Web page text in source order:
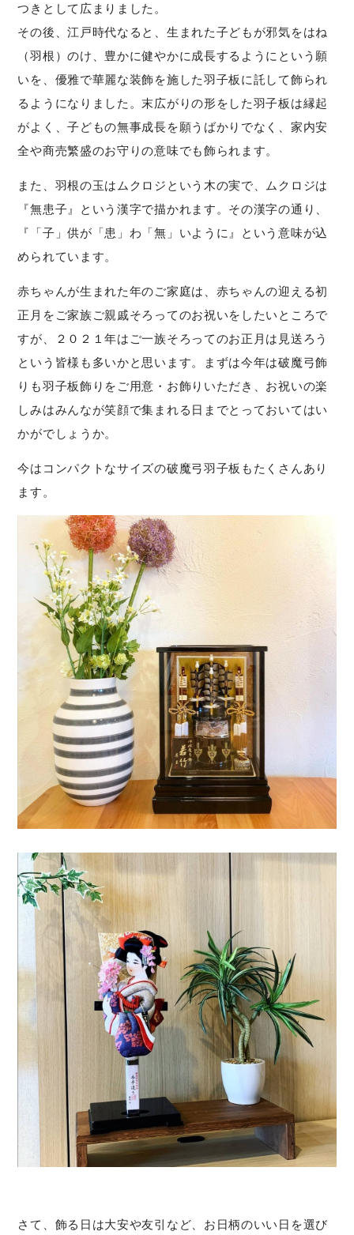
つきとして広まりました。
その後、江戸時代なると、生まれた子どもが邪気をはね
（羽根）のけ、豊かに健やかに成長するようにという願
いを、優雅で華麗な装飾を施した羽子板に託して飾られ
るようになりました。末広がりの形をした羽子板は縁起
がよく、子どもの無事成長を願うばかりでなく、家内安
全や商売繁盛のお守りの意味でも飾られます。
また、羽根の玉はムクロジという木の実で、ムクロジは
『無患子』という漢字で描かれます。その漢字の通り、
『「子」供が「患」わ「無」いように』という意味が込
められています。
赤ちゃんが生まれた年のご家庭は、赤ちゃんの迎える初
正月をご家族ご親戚そろってのお祝いをしたいところで
すが、２０２１年はご一族そろってのお正月は見送ろう
という皆様も多いかと思います。まずは今年は破魔弓飾
りも羽子板飾りをご用意・お飾りいただき、お祝いの楽
しみはみんなが笑顔で集まれる日までとっておいてはい
かがでしょうか。
今はコンパクトなサイズの破魔弓羽子板もたくさんあり
ます。
さて、飾る日は大安や友引など、お日柄のいい日を選び